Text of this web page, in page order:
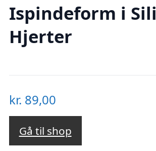
Ispindeform i
Hjerter
kr. 89,00
Gå til shop